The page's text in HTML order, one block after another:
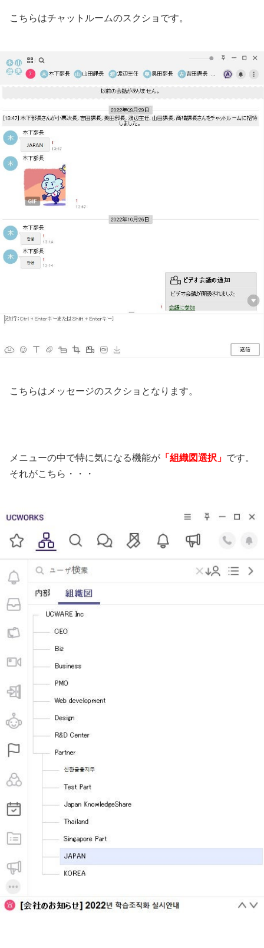
こちらはチャットルームのスクショです。
こちらはメッセージのスクショとなります。
メニューの中で特に気になる機能が 「組織図選択」 です。
それがこちら・・・